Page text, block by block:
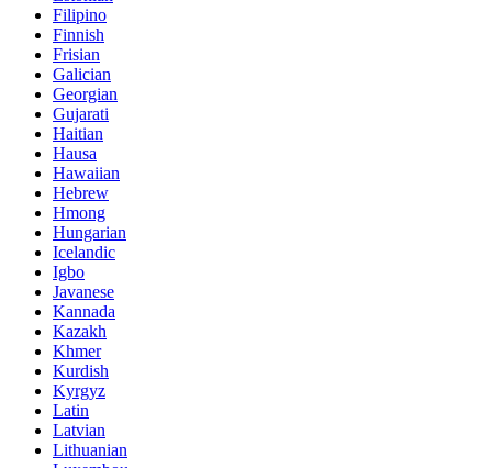
Filipino
Finnish
Frisian
Galician
Georgian
Gujarati
Haitian
Hausa
Hawaiian
Hebrew
Hmong
Hungarian
Icelandic
Igbo
Javanese
Kannada
Kazakh
Khmer
Kurdish
Kyrgyz
Latin
Latvian
Lithuanian